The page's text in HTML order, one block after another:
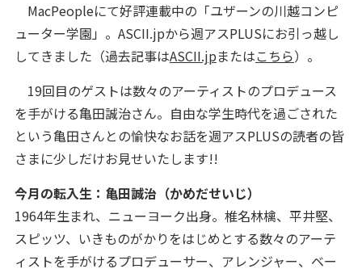
MacPeopleにて好評連載中の「ユザーンの川越コンピ
ューター学園」。ASCII.jpから週アスPLUSにお引っ越し
してきました（過去記事はASCII.jpまたはこちら）。
19回目のゲストは数々のアーティストのプロデュース
を手がける亀田誠治さん。自由な学生時代を過ごされた
という亀田さんとの愉快なお話を週アスPLUSの読者の皆
さまに少しだけお見せいたします!!
今月の転入生：亀田誠治（かめだせいじ）
1964年生まれ、ニューヨーク出身。椎名林檎、平井堅、
スピッツ、いきものがかりをはじめとする数々のアーテ
ィストを手がけるプロデューサー、アレンジャー、ベー